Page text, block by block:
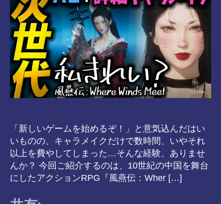
「新しいゲームを始めるぞ！」と意気込んだはい
いものの、キャラメイクだけで数時間、いやそれ
以上を費やしてしまった…そんな経験、ありませ
んか？ 今回ご紹介するのは、10世紀の中国を舞台
にしたアクションRPG『風燕伝：Wher […]